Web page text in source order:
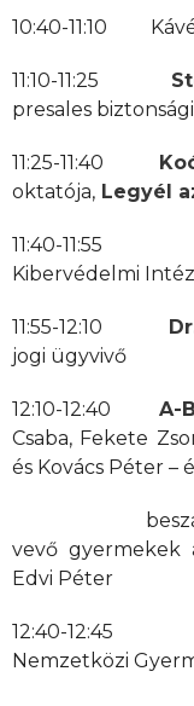
10:40-11:10
11:10-11:25
presales
11:25-11:40
oktatója, Legyél
11:40-11:55
Kibervédelmi
11:55-12:10
jogi ügyvivő
12:10-12:40 A-
Csaba, Fekete
és Kovács Péter –
vevő gyermekek
Edvi Péter
12:40-12:45
Nemzetközi